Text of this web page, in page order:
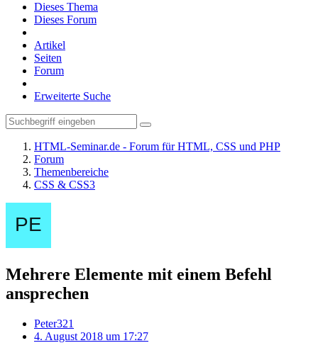
Dieses Thema
Dieses Forum
Artikel
Seiten
Forum
Erweiterte Suche
HTML-Seminar.de - Forum für HTML, CSS und PHP
Forum
Themenbereiche
CSS & CSS3
Mehrere Elemente mit einem Befehl
ansprechen
Peter321
4. August 2018 um 17:27